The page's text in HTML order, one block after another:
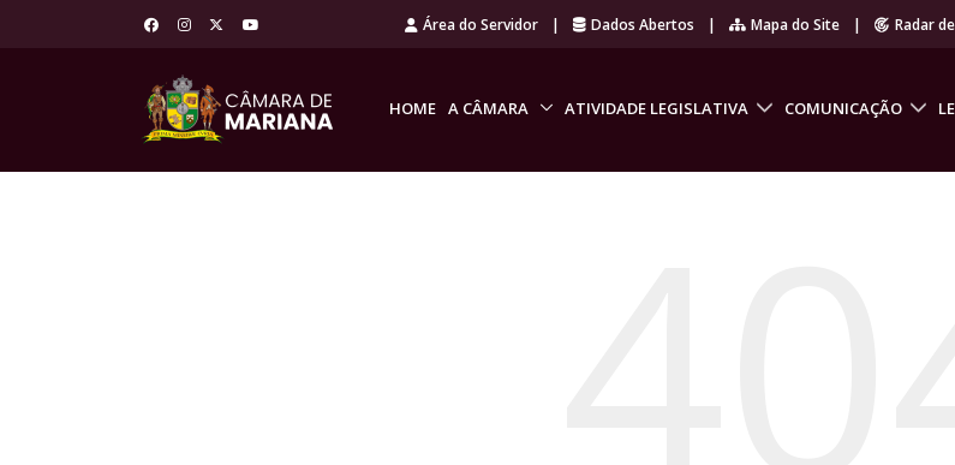
Área do Servidor | Dados Abertos | Mapa do Site | Radar
HOME A CÂMARA ATIVIDADE LEGISLATIVA COMUNICAÇÃO